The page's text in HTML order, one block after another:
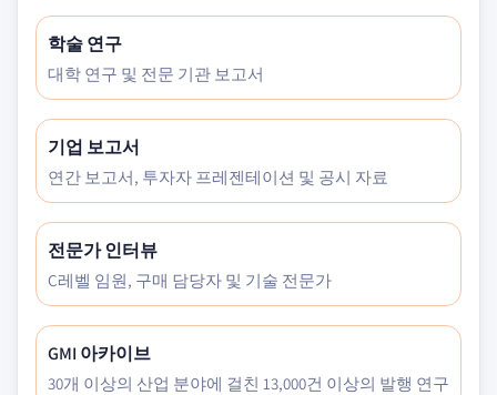
학술 연구
대학 연구 및 전문 기관 보고서
기업 보고서
연간 보고서, 투자자 프레젠테이션 및 공시 자료
전문가 인터뷰
C레벨 임원, 구매 담당자 및 기술 전문가
GMI 아카이브
30개 이상의 산업 분야에 걸친 13,000건 이상의 발행 연구